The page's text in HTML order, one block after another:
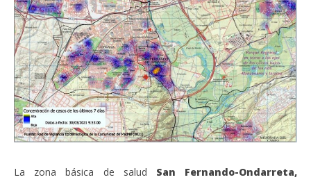
La zona básica de salud San Fernando-Ondarreta,